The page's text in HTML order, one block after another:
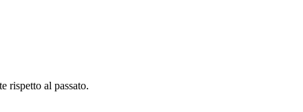
rispetto al passato.